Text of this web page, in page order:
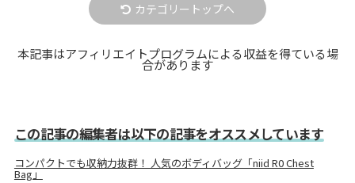
カテゴリートップへ
本記事はアフィリエイトプログラムによる収益を得ている場
合があります
この記事の編集者は以下の記事をオススメしています
コンパクトでも収納力抜群！ 人気のボディバッグ「niid R0 Chest
Bag」